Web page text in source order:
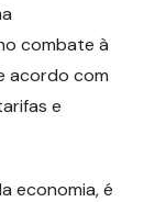
combate à
acordo com
e
economia, é